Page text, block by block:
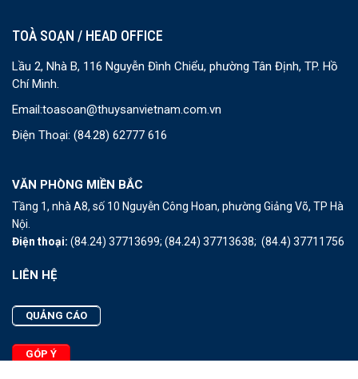
TOÀ SOẠN / HEAD OFFICE
Lầu 2, Nhà B, 116 Nguyễn Đình Chiểu, phường Tân Định, TP. Hồ
Chí Minh.
Email:toasoan@thuysanvietnam.com.vn
Điện Thoại: (84.28) 62777 616
VĂN PHÒNG MIỀN BẮC
Tầng 1, nhà A8, số 10 Nguyễn Công Hoan, phường Giảng Võ, TP Hà
Nội.
Điện thoại: (84.24) 37713699; (84.24) 37713638; (84.4) 37711756
LIÊN HỆ
QUẢNG CÁO
GÓP Ý